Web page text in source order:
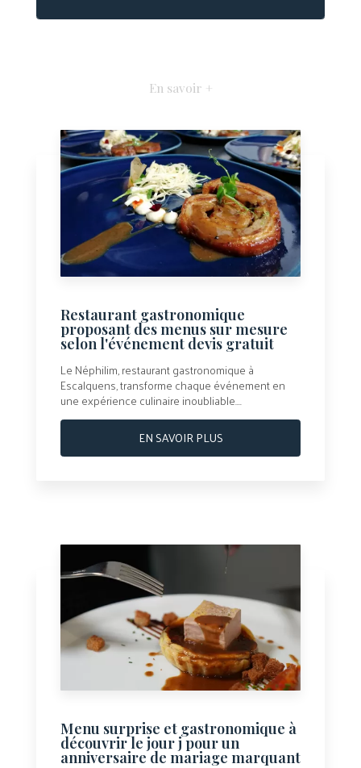
En savoir +
Restaurant gastronomique
proposant des menus sur mesure
selon l'événement devis gratuit
Le Néphilim, restaurant gastronomique à
Escalquens, transforme chaque événement en
une expérience culinaire inoubliable....
EN SAVOIR PLUS
Menu surprise et gastronomique à
découvrir le jour j pour un
anniversaire de mariage marquant